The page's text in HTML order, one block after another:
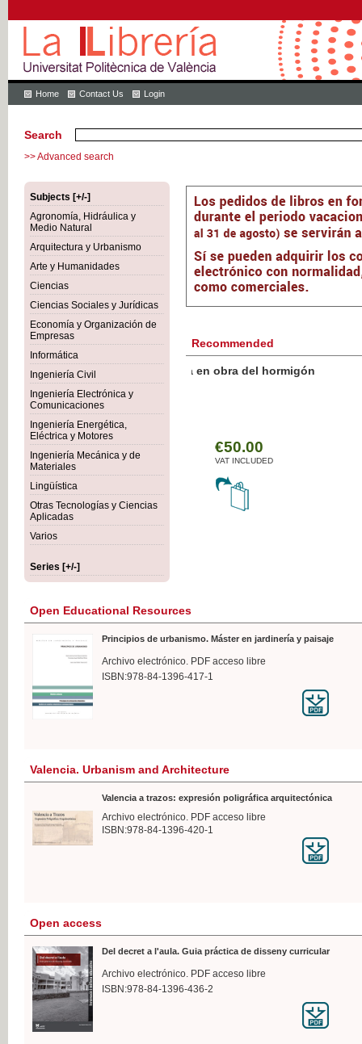
Home Contact Us Login
Search
>> Advanced search
Subjects [+/-]
Agronomía, Hidráulica y
Medio Natural
Arquitectura y Urbanismo
Arte y Humanidades
Ciencias
Ciencias Sociales y Jurídicas
Economía y Organización de
Empresas
Informática
Ingeniería Civil
Ingeniería Electrónica y
Comunicaciones
Ingeniería Energética,
Eléctrica y Motores
Ingeniería Mecánica y de
Materiales
Lingüística
Otras Tecnologías y Ciencias
Aplicadas
Varios
Series [+/-]
Recommended
Botánica Agroalimentaria
Open Educational Resources
Principios de urbanismo. Máster en jardinería y paisaje
Archivo electrónico. PDF acceso libre
ISBN:978-84-1396-417-1
Valencia. Urbanism and Architecture
Valencia a trazos: expresión poligráfica arquitectónica
Archivo electrónico. PDF acceso libre
ISBN:978-84-1396-420-1
Open access
Del decret a l'aula. Guia práctica de disseny curricular
Archivo electrónico. PDF acceso libre
ISBN:978-84-1396-436-2